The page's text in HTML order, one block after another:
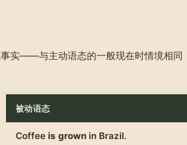
实——与主动语态的一般现在时情境相同
被动语态
Coffee is grown in Brazil.